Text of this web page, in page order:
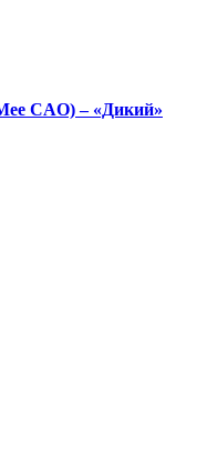
CAO) – «Дикий»